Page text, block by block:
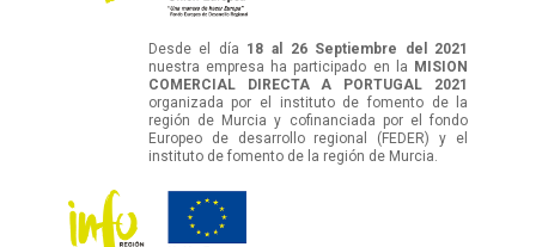
Desde el día 18 al 26 Septiembre del 2021
nuestra empresa ha participado en la MISION
COMERCIAL DIRECTA A PORTUGAL 2021
organizada por el instituto de fomento de la
región de Murcia y cofinanciada por el fondo
Europeo de desarrollo regional (FEDER) y el
instituto de fomento de la región de Murcia.